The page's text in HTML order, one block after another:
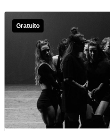
Gratuito